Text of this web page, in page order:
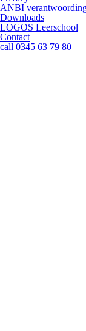
ANBI
Downloads
LOGOS Leerschool
Contact
call 0345 63 79 80